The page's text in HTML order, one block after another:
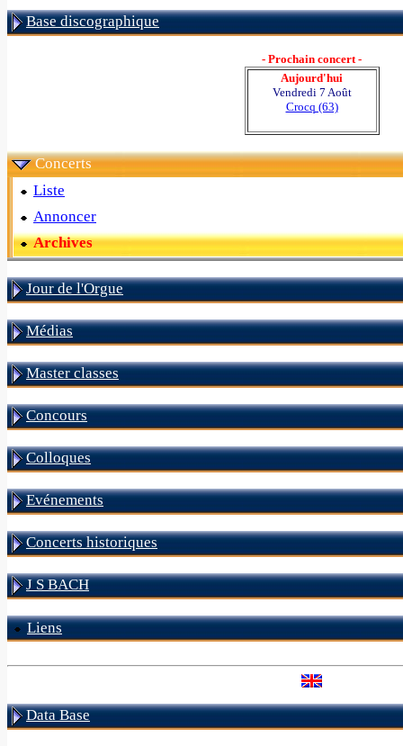
Base discographique
- Prochain concert -
Aujourd'hui
Vendredi 7 Août
Crocq (63)
Concerts
Liste
Annoncer
Archives
Jour de l'Orgue
Médias
Master classes
Concours
Colloques
Evénements
Concerts historiques
J S BACH
Liens
Data Base